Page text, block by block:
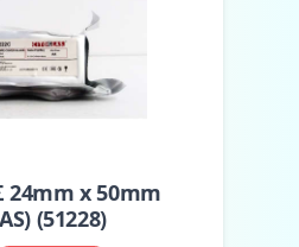
24mm x 50mm
(51228)